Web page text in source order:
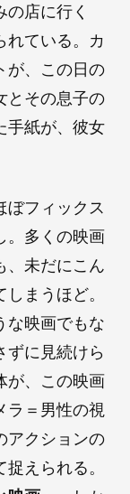
店に行く
れている。カ
が、この日の
とその息子の
手紙が、彼女
ぼフィックス
。多くの映画
、未だにこん
まうほど。
な映画でもな
ずに見続けら
が、この映画
ラ＝男性の視
アクションの
えられる。